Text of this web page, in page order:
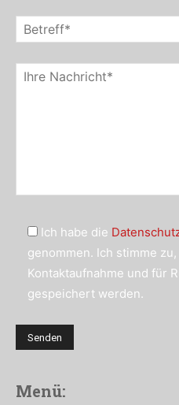
Ich habe die
genommen. Ich stimme
Kontaktaufnahme und für
gespeichert werden.
Menü: